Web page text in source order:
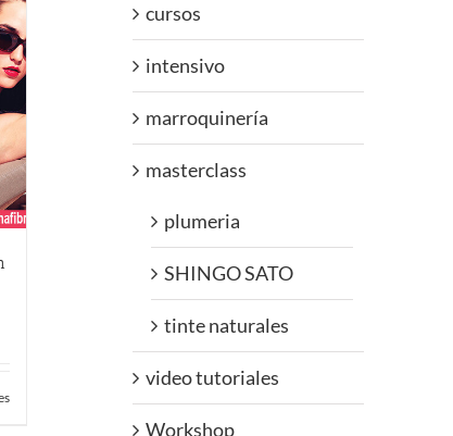
cursos
intensivo
marroquinería
masterclass
plumeria
SHINGO SATO
tinte naturales
video tutoriales
Workshop